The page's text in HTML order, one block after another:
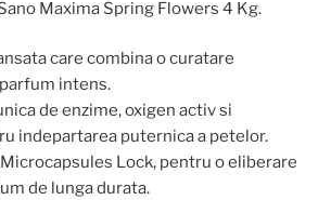
Maxima Spring Flowers 4 Kg.
care combina o curatare
intens.
de enzime, oxigen activ si
indepartarea puternica a petelor.
Lock, pentru o eliberare
de lunga durata.